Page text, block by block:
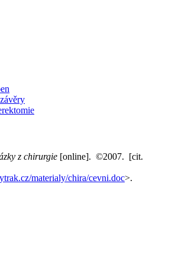
z chirurgie [online]. ©2007. [cit.
materialy/chira/cevni.doc>.